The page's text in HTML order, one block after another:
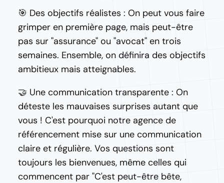
🎯 Des objectifs réalistes : On peut vous faire
grimper en première page, mais peut-être
pas sur "assurance" ou "avocat" en trois
semaines. Ensemble, on définira des objectifs
ambitieux mais atteignables.
🤝 Une communication transparente : On
déteste les mauvaises surprises autant que
vous ! C'est pourquoi notre agence de
référencement mise sur une communication
claire et régulière. Vos questions sont
toujours les bienvenues, même celles qui
commencent par "C'est peut-être bête,